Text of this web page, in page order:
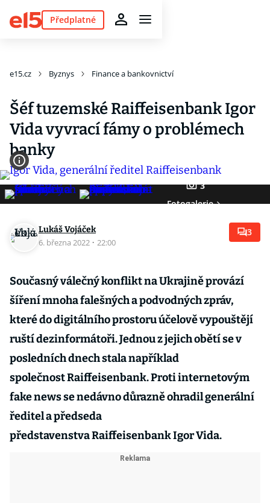
Předplatné
e15.cz Byznys Finance a bankovnictví
Šéf tuzemské Raiffeisenbank Igor
Vida vyvrací fámy o problémech
banky
3
Fotogalerie
Lukáš Vojáček
6. března 2022 · 22:00
3
Současný válečný konflikt na Ukrajině provází
šíření mnoha falešných a podvodných zpráv,
které do digitálního prostoru účelově vypouštějí
ruští dezinformátoři. Jednou z jejich obětí se v
posledních dnech stala například
společnost Raiffeisenbank. Proti internetovým
fake news se nedávno důrazně ohradil generální
ředitel a předseda
představenstva Raiffeisenbank Igor Vida.